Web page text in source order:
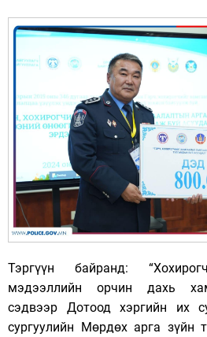
Тэргүүн байранд:
мэдээллийн орчин дахь
сэдвээр Дотоод хэргийн их
сургуулийн Мөрдөх арга зүйн